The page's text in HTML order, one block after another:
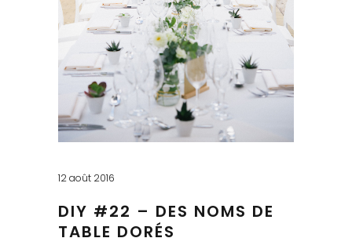
12 août 2016
DIY #22 – DES NOMS DE
TABLE DORÉS